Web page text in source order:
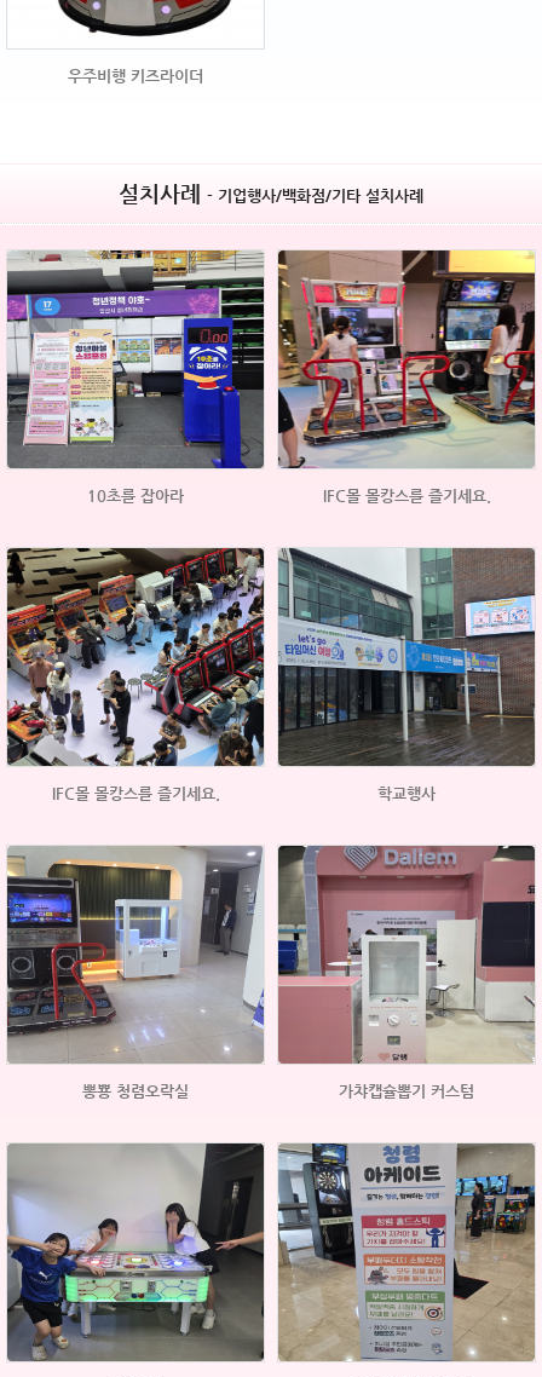
우주비행 키즈라이더
설치사례 - 기업행사/백화점/기타 설치사례
10초를 잡아라 IFC몰 몰캉스를 즐기세요.
IFC몰 몰캉스를 즐기세요. 학교행사
뽕뿅 청렴오락실 가챠캡슐뽑기 커스텀